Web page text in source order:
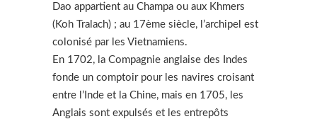
Dao appartient au Champa ou aux Khmers
(Koh Tralach) ; au 17ème siècle, l’archipel est
colonisé par les Vietnamiens.
En 1702, la Compagnie anglaise des Indes
fonde un comptoir pour les navires croisant
entre l’Inde et la Chine, mais en 1705, les
Anglais sont expulsés et les entrepôts